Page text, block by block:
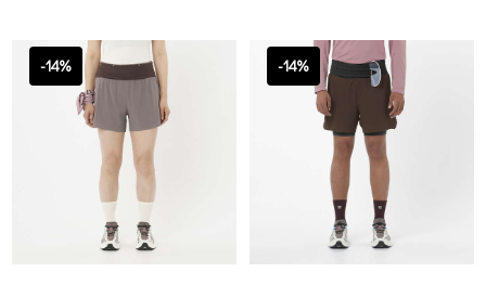
-14% -14%